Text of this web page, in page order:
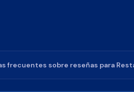
frecuentes sobre reseñas para